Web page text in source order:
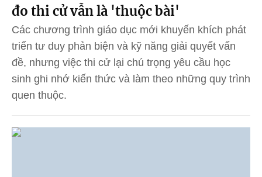
đo thi cử vẫn là 'thuộc bài'
Các chương trình giáo dục mới khuyến khích phát
triển tư duy phản biện và kỹ năng giải quyết vấn
đề, nhưng việc thi cử lại chú trọng yêu cầu học
sinh ghi nhớ kiến thức và làm theo những quy trình
quen thuộc.